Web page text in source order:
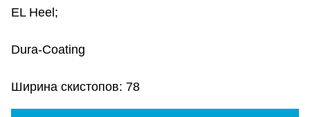
EL Heel;
Dura-Coating
Ширина скистопов: 78